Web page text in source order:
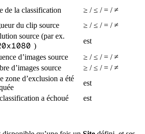
de la classification
≥ / ≤ / = / ≠
du clip source
≥ / ≤ / = / ≠
source (par ex.
)
est
d’images source
≥ / ≤ / = / ≠
d’images source
≥ / ≤ / = / ≠
zone d’exclusion a été
est
a échoué est